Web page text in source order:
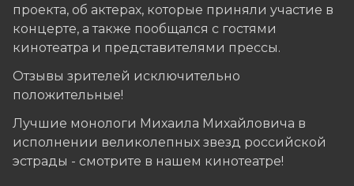
проекта, об актерах, которые приняли участие в
концерте, а также пообщался с гостями
кинотеатра и представителями прессы.
Отзывы зрителей исключительно
положительные!
Лучшие монологи Михаила Михайловича в
исполнении великолепных звезд российской
эстрады - смотрите в нашем кинотеатре!